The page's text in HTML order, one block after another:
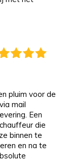
pluim voor de
mail
Een
die
binnen te
en na te